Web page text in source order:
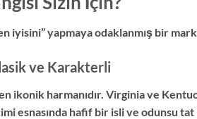
iyisini” yapmaya odaklanmış bir
ve Karakterli
en ikonik harmanıdır. Virginia ve
esnasında hafif bir isli ve odunsu tat